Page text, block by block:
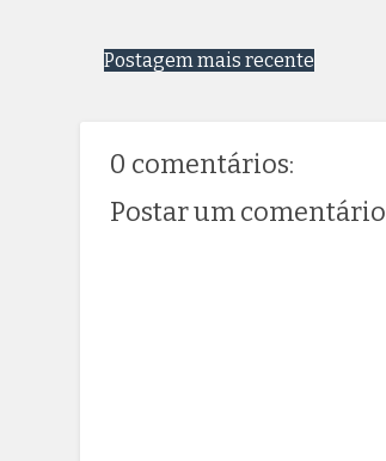
Postagem mais recente
0 comentários:
Postar um comentário